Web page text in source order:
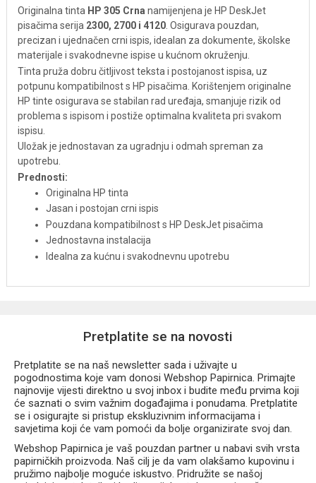
Originalna tinta HP 305 Crna namijenjena je HP DeskJet
pisačima serija 2300, 2700 i 4120. Osigurava pouzdan,
precizan i ujednačen crni ispis, idealan za dokumente, školske
materijale i svakodnevne ispise u kućnom okruženju.
Tinta pruža dobru čitljivost teksta i postojanost ispisa, uz
potpunu kompatibilnost s HP pisačima. Korištenjem originalne
HP tinte osigurava se stabilan rad uređaja, smanjuje rizik od
problema s ispisom i postiže optimalna kvaliteta pri svakom
ispisu.
Uložak je jednostavan za ugradnju i odmah spreman za
upotrebu.
Prednosti:
Originalna HP tinta
Jasan i postojan crni ispis
Pouzdana kompatibilnost s HP DeskJet pisačima
Jednostavna instalacija
Idealna za kućnu i svakodnevnu upotrebu
Pretplatite se na novosti
Pretplatite se na naš newsletter sada i uživajte u
pogodnostima koje vam donosi Webshop Papirnica. Primajte
najnovije vijesti direktno u svoj inbox i budite među prvima koji
će saznati o svim važnim događajima i ponudama. Pretplatite
se i osigurajte si pristup ekskluzivnim informacijama i
savjetima koji će vam pomoći da bolje organizirate svoj dan.
Webshop Papirnica je vaš pouzdan partner u nabavi svih vrsta
papirničkih proizvoda. Naš cilj je da vam olakšamo kupovinu i
pružimo najbolje moguće iskustvo. Pridružite se našoj